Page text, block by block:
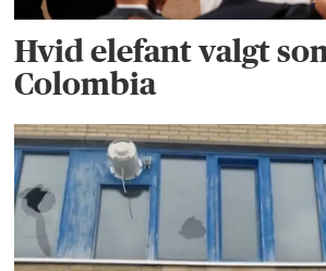
Hvid elefant valgt
Colombia